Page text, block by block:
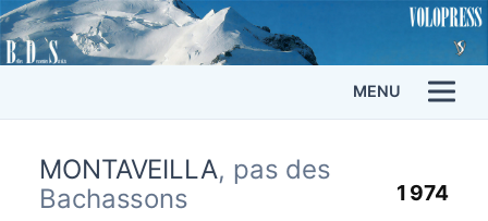
MENU
MONTAVEILLA, pas des
Bachassons
1 974